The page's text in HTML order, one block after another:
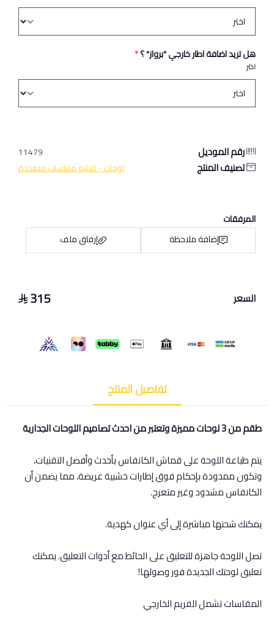
هل تريد اضافة اطار خارجي "برواز" ؟*
اختر
رقم الموديل 11479
تصنيف المنتج لوحات - ثلاثية مقاسات متعددة
المرفقات
إضافة ملاحظة
إرفاق ملف
السعر 315
تفاصيل المنتج
طقم من 3 لوحات مميزة وتعتبر من احدث تصاميم اللوحات الجدارية
يتم طباعة اللوحة على قماش الكانفاس بأحدث وأفضل التقنيات،
وتكون ممدودة بإحكام فوق إطارات خشبية عريضة، مما يضمن أن
الكانفاس مشدود وغير متعرج.
يمكنك شحنها مباشرة إلى أي عنوان كهدية.
تصل اللوحة جاهزة للتعليق على الحائط مع أدوات التعليق. يمكنك
تعليق لوحتك الجديدة فور وصولها!
المقاسات تشمل الفريم الخارجي